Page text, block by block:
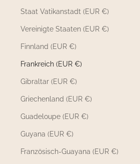
Staat Vatikanstadt (EUR €)
Vereinigte Staaten (EUR €)
Finnland (EUR €)
Frankreich (EUR €)
Gibraltar (EUR €)
Griechenland (EUR €)
Guadeloupe (EUR €)
Guyana (EUR €)
Französisch-Guayana (EUR €)